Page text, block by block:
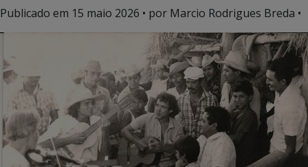
Publicado em 15 maio 2026 • por Marcio Rodrigues Breda •